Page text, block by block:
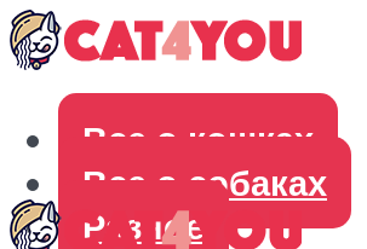
Все о кошках
Все о собаках
Разное